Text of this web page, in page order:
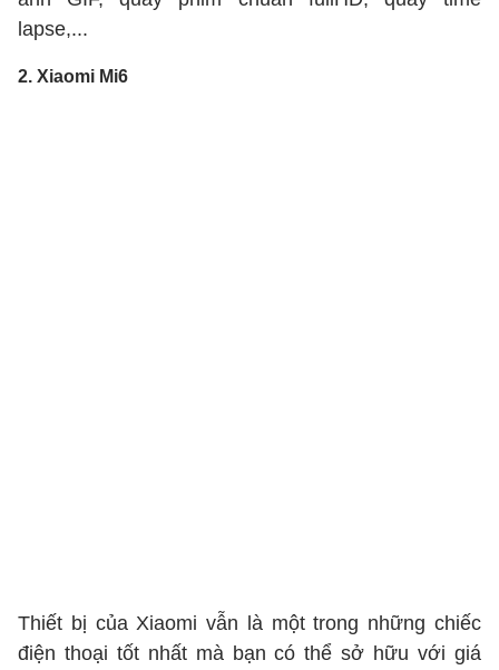
lapse,...
2. Xiaomi Mi6
Thiết bị của Xiaomi vẫn là một trong những chiếc
điện thoại tốt nhất mà bạn có thể sở hữu với giá